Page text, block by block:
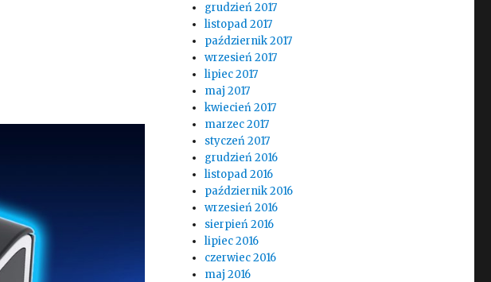
grudzień 2017
listopad 2017
październik 2017
wrzesień 2017
lipiec 2017
maj 2017
kwiecień 2017
marzec 2017
styczeń 2017
grudzień 2016
listopad 2016
październik 2016
wrzesień 2016
sierpień 2016
lipiec 2016
czerwiec 2016
maj 2016